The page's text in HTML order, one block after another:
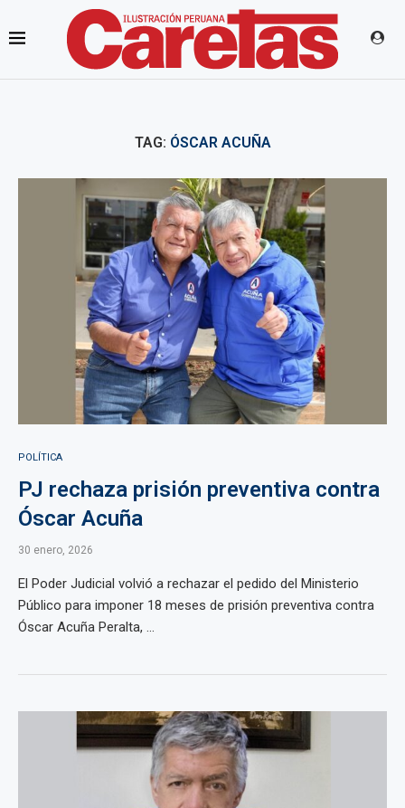
TAG: ÓSCAR ACUÑA
POLÍTICA
PJ rechaza prisión preventiva contra
Óscar Acuña
30 enero, 2026
El Poder Judicial volvió a rechazar el pedido del Ministerio
Público para imponer 18 meses de prisión preventiva contra
Óscar Acuña Peralta, ...